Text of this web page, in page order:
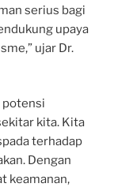
serius bagi
upaya
ujar Dr.
potensi
kita. Kita
terhadap
Dengan
keamanan,